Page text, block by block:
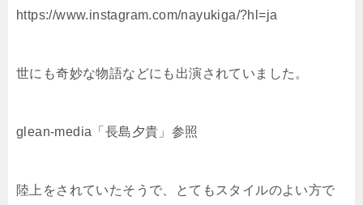
https://www.instagram.com/nayukiga/?hl=ja
世にも奇妙な物語などにも出演されていました。
glean-media「長島夕貴」参照
陸上をされていたそうで、とてもスタイルのよい方で